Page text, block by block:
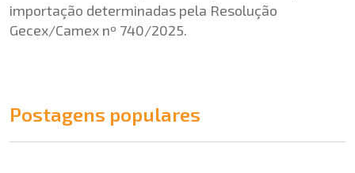
importação determinadas pela Resolução
Gecex/Camex nº 740/2025.
Postagens populares